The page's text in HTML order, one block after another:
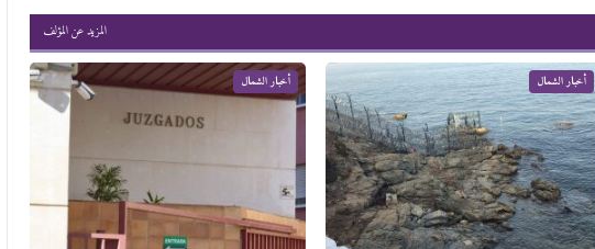
المزيد عن المؤلف
أخبار الشمال أخبار الشمال